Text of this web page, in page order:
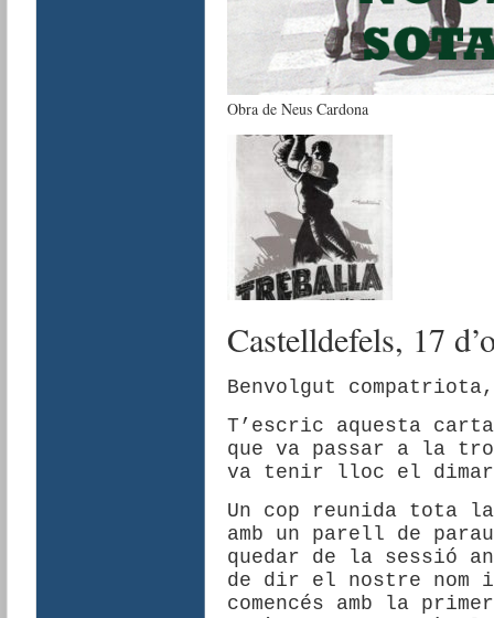
Obra de Neus Cardona
Castelldefels, 17
Benvolgut compatriota,
T’escric aquesta
que va passar a la
va tenir lloc el
Un cop reunida tota
amb un parell de
quedar de la sessió
de dir el nostre nom
comencés amb la